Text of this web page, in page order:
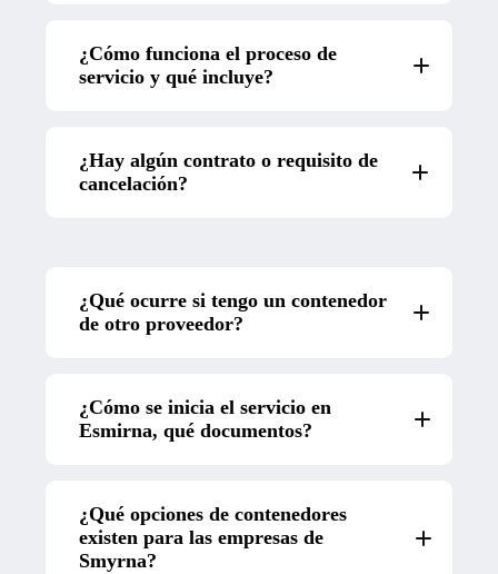
¿Cómo funciona el proceso de
servicio y qué incluye?
¿Hay algún contrato o requisito de
cancelación?
¿Qué ocurre si tengo un contenedor
de otro proveedor?
¿Cómo se inicia el servicio en
Esmirna, qué documentos?
¿Qué opciones de contenedores
existen para las empresas de
Smyrna?